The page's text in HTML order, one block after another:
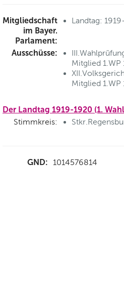
Mitgliedschaft
im Bayer.
Parlament:
Landtag:
Ausschüsse:
Mitglied 1.WP
Mitglied 1.WP
Der Landtag 1919-1920 (1.
Stimmkreis:
GND: 1014576814